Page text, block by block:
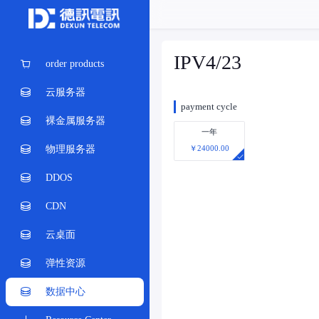
order products
云服务器
裸金属服务器
物理服务器
DDOS
CDN
云桌面
弹性资源
数据中心
IPV4/23
payment cycle
一年
￥24000.00